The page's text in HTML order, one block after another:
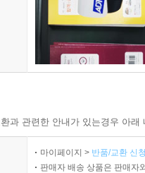
과 관련한 안내가 있는경우 아
마이페이지 > 반품/교환 신
판매자 배송 상품은 판매자